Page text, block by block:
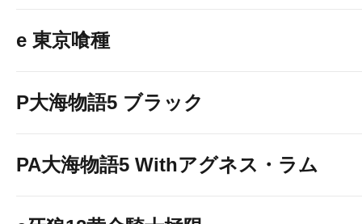
e 東京喰種
P大海物語5 ブラック
PA大海物語5 Withアグネス・ラム